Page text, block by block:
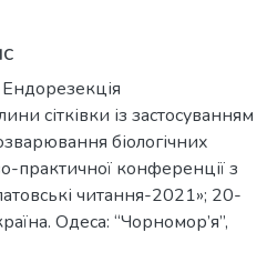
сітківки із застосуванням
біологічних
практичної конференції з
читання-2021»; 20-
Одеса: “Чорномор’я”,